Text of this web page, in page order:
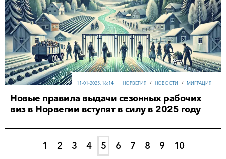
НОРВЕГИЯ / НОВОСТИ / МИГРАЦИЯ
11-01-2025, 16:14
Новые правила выдачи сезонных рабочих
виз в Норвегии вступят в силу в 2025 году
1 2 3 4 5 6 7 8 9
10